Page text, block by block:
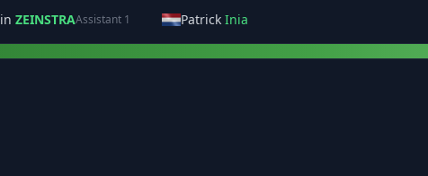
ZEINSTRAAssistant 1 Patrick Inia